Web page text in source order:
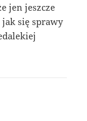
jen jeszcze
jak się sprawy